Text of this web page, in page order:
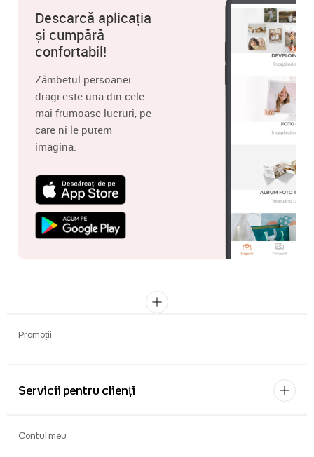
Descarcă aplicația
și cumpără
confortabil!
Zâmbetul persoanei
dragi este una din cele
mai frumoase lucruri, pe
care ni le putem
imagina.
Promoții
Servicii pentru clienți
Contul meu